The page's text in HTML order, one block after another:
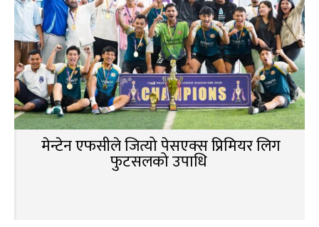
मेन्टेन एफसीले जित्यो पेसएक्स प्रिमियर लिग
फुटसलको उपाधि